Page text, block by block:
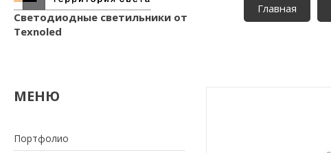
Светодиодные светильники от
Texnoled
Главная
Портфолио